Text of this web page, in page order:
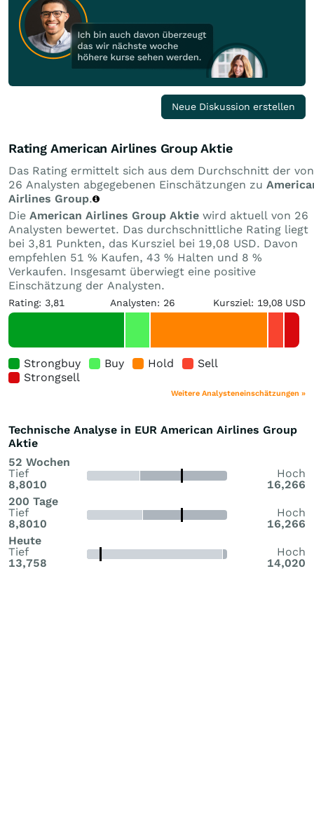
Neue Diskussion erstellen
Rating American Airlines Group Aktie
Das Rating ermittelt sich aus dem Durchschnitt der von
26 Analysten abgegebenen Einschätzungen zu
Airlines Group.
Die American Airlines Group Aktie wird aktuell von 26
Analysten bewertet. Das durchschnittliche Rating liegt
bei 3,81 Punkten, das Kursziel bei 19,08 USD. Davon
empfehlen 51 % Kaufen, 43 % Halten und 8 %
Verkaufen. Insgesamt überwiegt eine positive
Einschätzung der Analysten.
Rating: 3,81 Analysten: 26 Kursziel: 19,08 USD
Strongbuy Buy Hold
Sell
Strongsell
Weitere Analysteneinschätzungen »
Technische Analyse in EUR American Airlines Group
Aktie
52 Wochen
Tief
8,8010
Hoch
16,266
200 Tage
Tief
8,8010
Hoch
16,266
Heute
Tief
13,758
Hoch
14,020